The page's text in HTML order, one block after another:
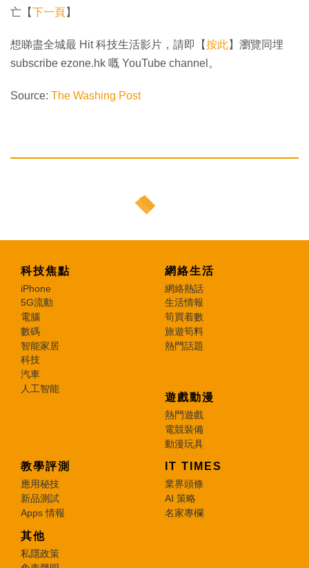
亡【下一頁】
想睇盡全城最 Hit 科技生活影片，請即【按此】瀏覽同埋
subscribe ezone.hk 嘅 YouTube channel。
Source: The Washing Post
科技焦點
iPhone
5G流動
電腦
數碼
智能家居
科技
汽車
人工智能
網絡生活
網絡熱話
生活情報
筍買着數
旅遊筍料
熱門話題
遊戲動漫
熱門遊戲
電競裝備
動漫玩具
教學評測
應用秘技
新品測試
Apps 情報
IT TIMES
業界頭條
AI 策略
名家專欄
其他
私隱政策